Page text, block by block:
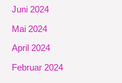
Juni 2024
Mai 2024
April 2024
Februar 2024